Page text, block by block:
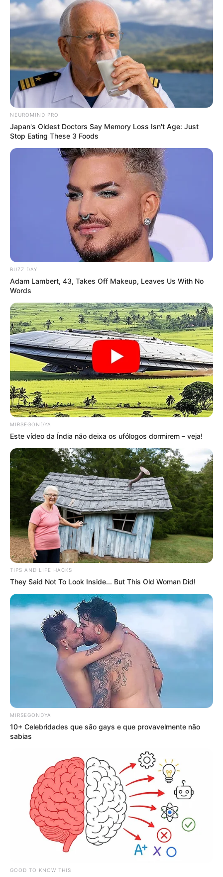
-ad9
O jornalismo do JASB.com.br precisa de você para continuar
marcando ponto na vida das pessoas.Compartilhe as nossas
notícias em suas redes sociais!
NEUROMIND PRO
Japan's Oldest Doctors Say Memory Loss Isn't Age: Just
Stop Eating These 3 Foods
BUZZ DAY
Adam Lambert, 43, Takes Off Makeup, Leaves Us With No
Words
MIRSEGONDYA
Este vídeo da Índia não deixa os ufólogos dormirem – veja!
TIPS AND LIFE HACKS
They Said Not To Look Inside... But This Old Woman Did!
MIRSEGONDYA
10+ Celebridades que são gays e que provavelmente não
sabias
GOOD TO KNOW THIS